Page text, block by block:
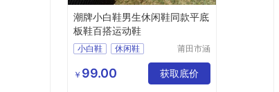
潮牌小白鞋男生休闲鞋同款平底
板鞋百搭运动鞋
小白鞋
休闲鞋
莆田市涵
贸易有限
公司
￥ 99.00 获取底价